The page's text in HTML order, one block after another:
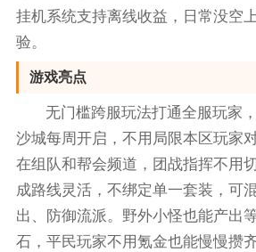
挂机系统支持离线收益，日常没空
验。
游戏亮点
无门槛跨服玩法打通全服玩家
沙城每周开启，不用局限本区玩家
在组队和帮会频道，团战指挥不用
成路线灵活，不绑定单一套装，可
出、防御流派。野外小怪也能产出
石，平民玩家不用氪金也能慢慢攒